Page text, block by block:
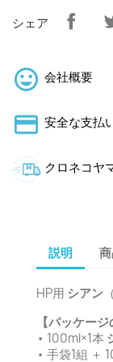
シェア
会社概要
安全な支払
クロネコヤ
説明
HP用 シアン
【パッケージ
• 100ml×1本
• 手袋1組 ＋